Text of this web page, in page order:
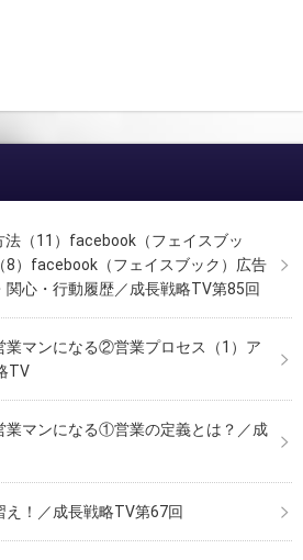
（11）facebook（フェイスブッ
8）facebook（フェイスブック）広告
心・行動履歴／成長戦略TV第85回
業マンになる②営業プロセス（1）ア
TV
業マンになる①営業の定義とは？／成
！／成長戦略TV第67回